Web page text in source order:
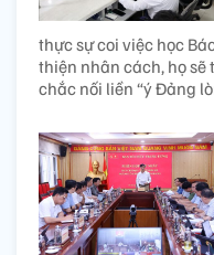
thực sự coi việc học
thiện nhân cách, họ
chắc nối liền “ý Đảng